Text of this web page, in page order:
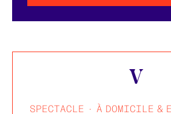
V
SPECTACLE · À DOMICILE &